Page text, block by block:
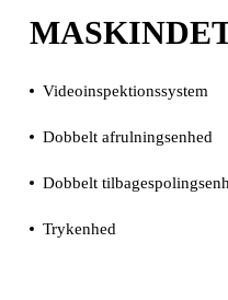
Videoinspektionssystem
Dobbelt afrulningsenhed
Dobbelt
Trykenhed